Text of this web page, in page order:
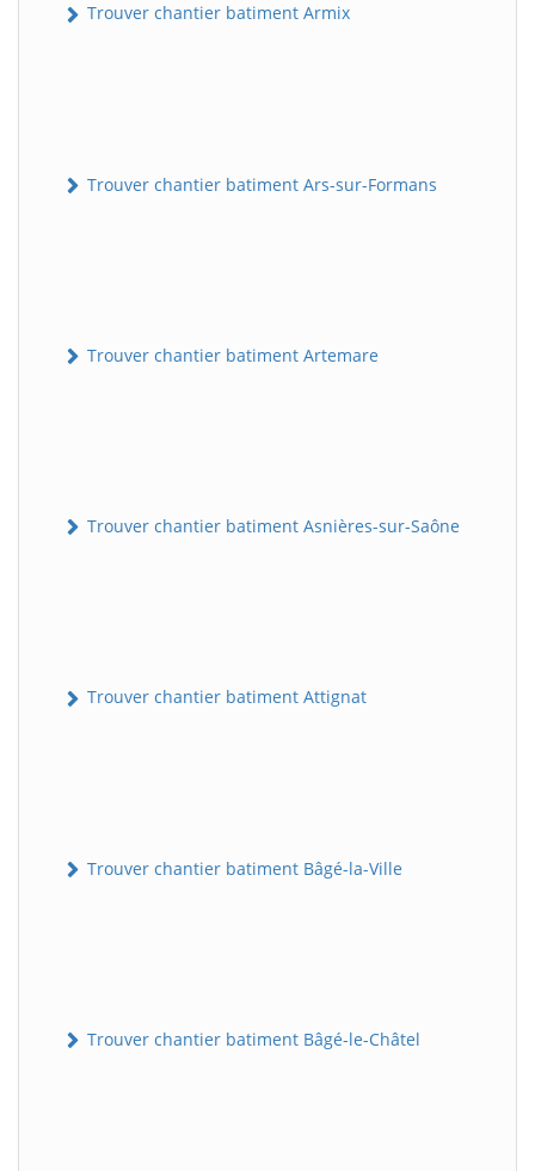
Trouver chantier batiment Armix
Trouver chantier batiment Ars-sur-Formans
Trouver chantier batiment Artemare
Trouver chantier batiment Asnières-sur-Saône
Trouver chantier batiment Attignat
Trouver chantier batiment Bâgé-la-Ville
Trouver chantier batiment Bâgé-le-Châtel